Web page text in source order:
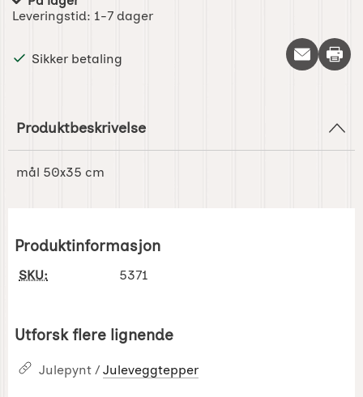
Produkttilgjengelighet:
Leveringstid: 1-7 dager
Sikker betaling Skriv
Produktbeskrivelse
mål 50x35 cm
Produktinformasjon
SKU: 5371
Utforsk flere lignende
Julepynt / Juleveggtepper